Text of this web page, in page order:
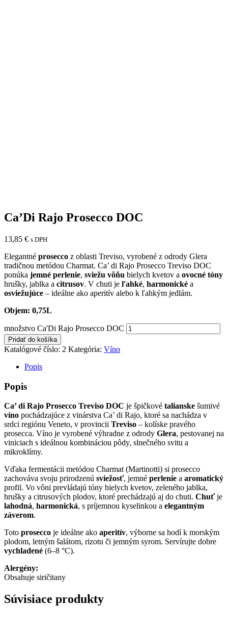
Ca’Di Rajo Prosecco DOC
13,85 € s DPH
Elegantné prosecco z oblasti Treviso, vyrobené z odrody Glera
tradičnou metódou Charmat. Ca’ di Rajo Prosecco Treviso DOC
ponúka jemné perlenie, sviežu vôňu bielych kvetov a ovocné tóny
hrušky, jablka a citrusov. V chuti je ľahké, harmonické a
osviežujúce – ideálne ako aperitív alebo k ľahkým jedlám.
Objem: 0,75L
množstvo Ca'Di Rajo Prosecco DOC
Pridať do košíka
Katalógové číslo: 2 Kategória: Víno
Popis
Popis
Ca’ di Rajo Prosecco Treviso DOC je špičkové talianske šumivé
víno pochádzajúce z vinárstva Ca’ di Rajo, ktoré sa nachádza v
srdci regiónu Veneto, v provincii Treviso – kolíske pravého
prosecca. Víno je vyrobené výhradne z odrody Glera, pestovanej na
viniciach s ideálnou kombináciou pôdy, slnečného svitu a
mikroklímy.
Vďaka fermentácii metódou Charmat (Martinotti) si prosecco
zachováva svoju prirodzenú sviežosť, jemné perlenie a aromatický
profil. Vo vôni prevládajú tóny bielych kvetov, zeleného jablka,
hrušky a citrusových plodov, ktoré prechádzajú aj do chuti. Chuťje
lahodná, harmonická, s príjemnou kyselinkou a elegantným
záverom.
Toto prosecco je ideálne ako aperitív, výborne sa hodí k morským
plodom, letným šalátom, rizotu či jemným syrom. Servírujte dobre
vychladené (6–8 °C).
Alergény:
Obsahuje siričitany
Súvisiace produkty